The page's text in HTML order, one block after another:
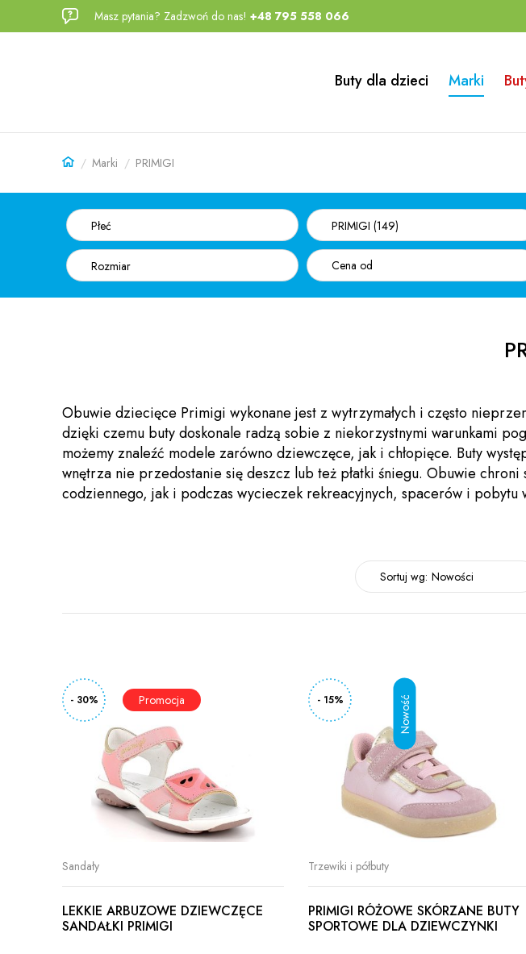
Przejdź
Przejdź
Masz pytania? Zadzwoń do nas! +48 795 558 066
Buty dla dzieci Marki
Marki PRIMIGI
Płeć PRIMIGI (149)
Rozmiar
Obuwie dziecięce Primigi wykonane jest z wytrzymałych i często
dzięki czemu buty doskonale radzą sobie z niekorzystnymi warunkami
możemy znaleźć modele zarówno dziewczęce, jak i chłopięce. Buty
wnętrza nie przedostanie się deszcz lub też płatki śniegu. Obuwie
codziennego, jak i podczas wycieczek rekreacyjnych, spacerów i pobytu
Sortuj wg: Nowości
- 30%
Sandały
LEKKIE ARBUZOWE DZIEWCZĘCE
SANDAŁKI PRIMIGI
- 15%
Trzewiki i półbuty
PRIMIGI RÓŻOWE SKÓRZANE BUTY
SPORTOWE DLA DZIEWCZYNKI